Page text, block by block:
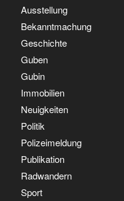
Ausstellung
Bekanntmachung
Geschichte
Guben
Gubin
Immobilien
Neuigkeiten
Politik
Polizeimeldung
Publikation
Radwandern
Sport